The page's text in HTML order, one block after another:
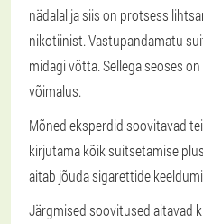
nädalal ja siis on protsess
nikotiinist. Vastupandamatu
midagi võtta. Sellega seoses
võimalus.
Mõned eksperdid soovitavad
kirjutama kõik suitsetamise
aitab jõuda sigarettide
Järgmised soovitused aitavad